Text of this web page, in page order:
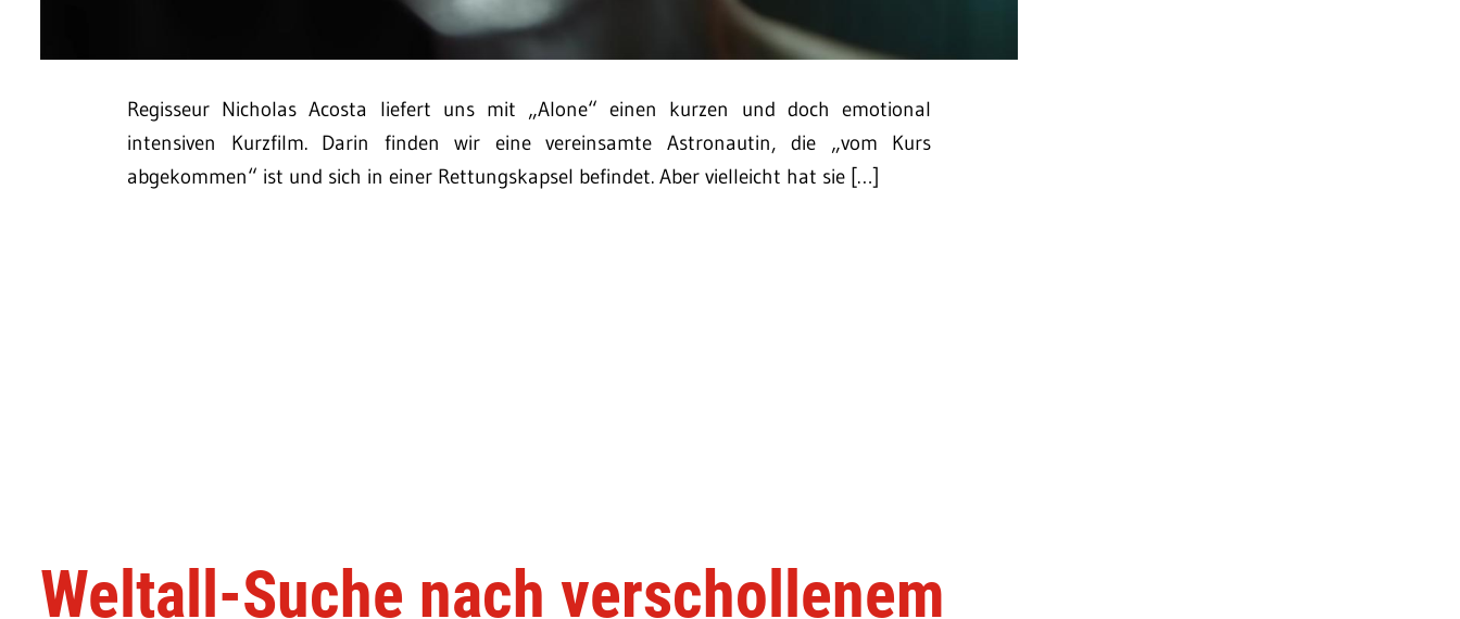
Regisseur Nicholas Acosta liefert uns mit „Alone“ einen kurzen und doch emotional
intensiven Kurzfilm. Darin finden wir eine vereinsamte Astronautin, die „vom Kurs
abgekommen“ ist und sich in einer Rettungskapsel befindet. Aber vielleicht hat sie […]
Weltall-Suche nach verschollenem